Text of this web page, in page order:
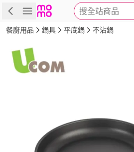
搜全站商品
商品 評價 詳情
餐廚用品 鍋具 平底鍋 不沾鍋